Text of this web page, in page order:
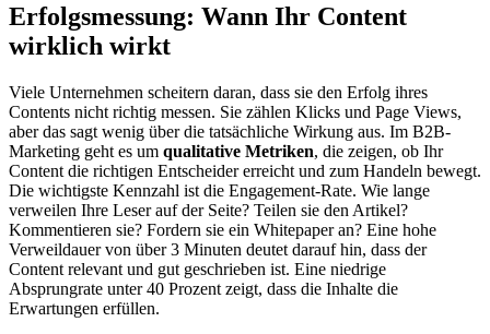
Erfolgsmessung: Wann Ihr Content
wirklich wirkt
Viele Unternehmen scheitern daran, dass sie den Erfolg ihres
Contents nicht richtig messen. Sie zählen Klicks und Page Views,
aber das sagt wenig über die tatsächliche Wirkung aus. Im B2B-
Marketing geht es um qualitative Metriken, die zeigen, ob Ihr
Content die richtigen Entscheider erreicht und zum Handeln bewegt.
Die wichtigste Kennzahl ist die Engagement-Rate. Wie lange
verweilen Ihre Leser auf der Seite? Teilen sie den Artikel?
Kommentieren sie? Fordern sie ein Whitepaper an? Eine hohe
Verweildauer von über 3 Minuten deutet darauf hin, dass der
Content relevant und gut geschrieben ist. Eine niedrige
Absprungrate unter 40 Prozent zeigt, dass die Inhalte die
Erwartungen erfüllen.